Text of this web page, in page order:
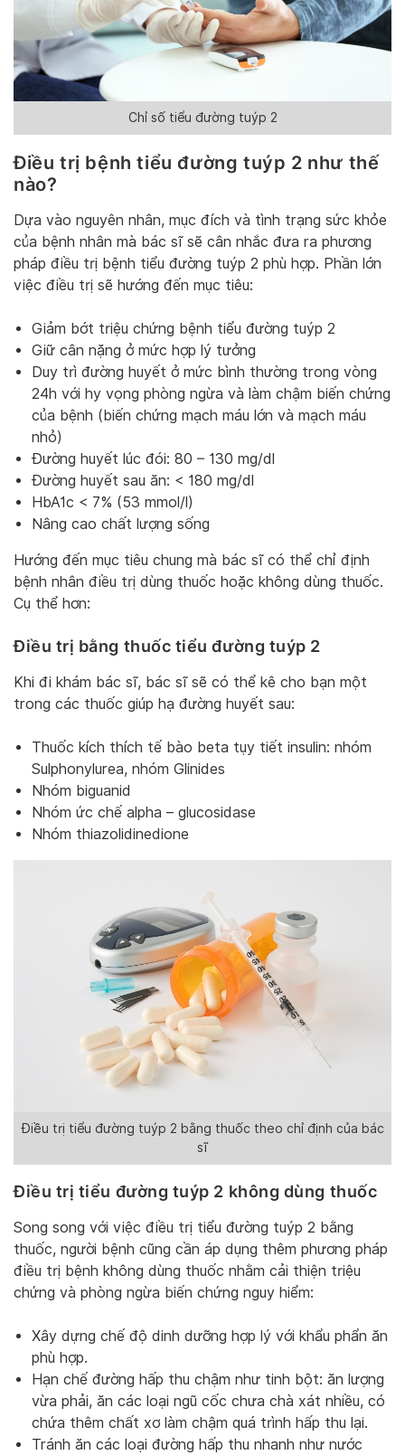
Chỉ số tiểu đường tuýp 2
Điều trị bệnh tiểu đường tuýp 2 như thế
nào?
Dựa vào nguyên nhân, mục đích và tình trạng sức khỏe
của bệnh nhân mà bác sĩ sẽ cân nhắc đưa ra phương
pháp điều trị bệnh tiểu đường tuýp 2 phù hợp. Phần lớn
việc điều trị sẽ hướng đến mục tiêu:
Giảm bớt triệu chứng bệnh tiểu đường tuýp 2
Giữ cân nặng ở mức hợp lý tưởng
Duy trì đường huyết ở mức bình thường trong vòng
24h với hy vọng phòng ngừa và làm chậm biến chứng
của bệnh (biến chứng mạch máu lớn và mạch máu
nhỏ)
Đường huyết lúc đói: 80 – 130 mg/dl
Đường huyết sau ăn: < 180 mg/dl
HbA1c < 7% (53 mmol/l)
Nâng cao chất lượng sống
Hướng đến mục tiêu chung mà bác sĩ có thể chỉ định
bệnh nhân điều trị dùng thuốc hoặc không dùng thuốc.
Cụ thể hơn:
Điều trị bằng thuốc tiểu đường tuýp 2
Khi đi khám bác sĩ, bác sĩ sẽ có thể kê cho bạn một
trong các thuốc giúp hạ đường huyết sau:
Thuốc kích thích tế bào beta tụy tiết insulin: nhóm
Sulphonylurea, nhóm Glinides
Nhóm biguanid
Nhóm ức chế alpha – glucosidase
Nhóm thiazolidinedione
Điều trị tiểu đường tuýp 2 bằng thuốc theo chỉ định của bác
sĩ
Điều trị tiểu đường tuýp 2 không dùng thuốc
Song song với việc điều trị tiểu đường tuýp 2 bằng
thuốc, người bệnh cũng cần áp dụng thêm phương pháp
điều trị bệnh không dùng thuốc nhằm cải thiện triệu
chứng và phòng ngừa biến chứng nguy hiểm:
Xây dựng chế độ dinh dưỡng hợp lý với khẩu phẩn ăn
phù hợp.
Hạn chế đường hấp thu chậm như tinh bột: ăn lượng
vừa phải, ăn các loại ngũ cốc chưa chà xát nhiều, có
chứa thêm chất xơ làm chậm quá trình hấp thu lại.
Tránh ăn các loại đường hấp thu nhanh như nước